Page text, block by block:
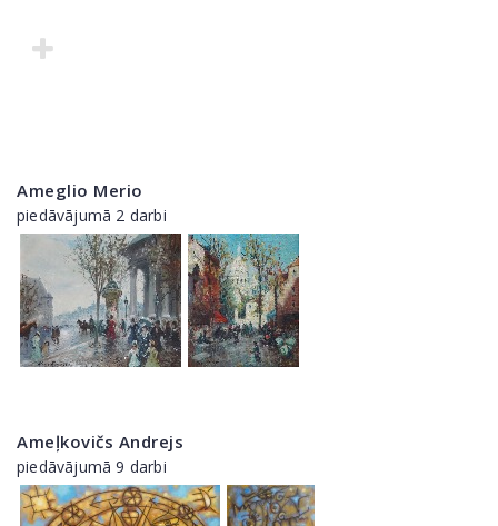
Ameglio Merio
piedāvājumā 2 darbi
Ameļkovičs Andrejs
piedāvājumā 9 darbi